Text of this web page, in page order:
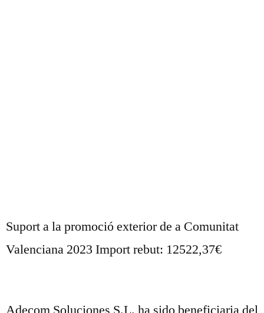
Suport a la promoció exterior de a Comunitat
Valenciana 2023 Import rebut: 12522,37€